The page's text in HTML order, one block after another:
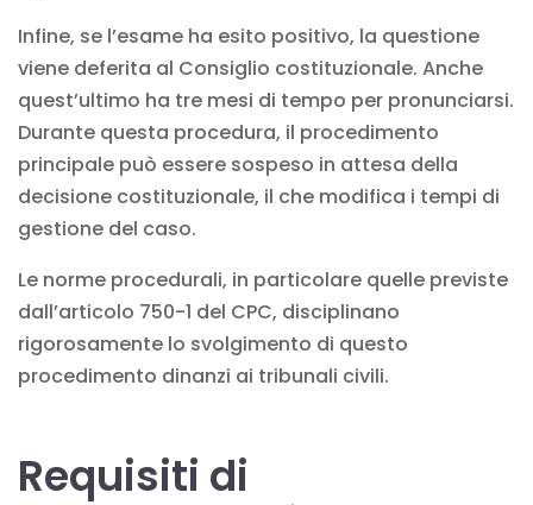
Infine, se l’esame ha esito positivo, la questione
viene deferita al Consiglio costituzionale. Anche
quest’ultimo ha tre mesi di tempo per pronunciarsi.
Durante questa procedura, il procedimento
principale può essere sospeso in attesa della
decisione costituzionale, il che modifica i tempi di
gestione del caso.
Le norme procedurali, in particolare quelle previste
dall’articolo 750-1 del CPC, disciplinano
rigorosamente lo svolgimento di questo
procedimento dinanzi ai tribunali civili.
Requisiti di